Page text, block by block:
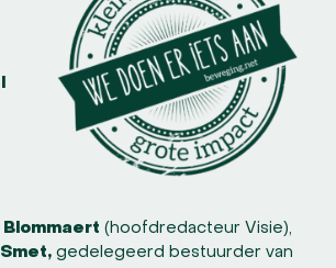
Blommaert (hoofdredacteur Visie),
gedelegeerd bestuurder van